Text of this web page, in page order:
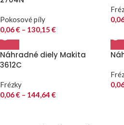
Pokosové píly
0,06€ – 130,15 €
Náhradné diely Makita
3612C
Frézky
0,06€ – 144,64 €